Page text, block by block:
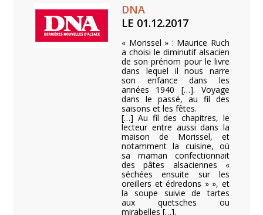
DNA
LE 01.12.2017
« Morissel » : Maurice Ruch
a choisi le diminutif alsacien
de son prénom pour le livre
dans lequel il nous narre
son enfance dans les
années 1940 […]. Voyage
dans le passé, au fil des
saisons et les fêtes.
[…] Au fil des chapitres, le
lecteur entre aussi dans la
maison de Morissel, et
notamment la cuisine, où
sa maman confectionnait
des pâtes alsaciennes «
séchées ensuite sur les
oreillers et édredons » », et
la soupe suivie de tartes
aux quetsches ou
mirabelles […].